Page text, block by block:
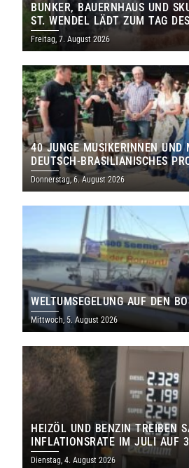
BUNKER, BAUERNHAUS UND
ST. WENDEL LÄDT ZUM TAG
DENKMALS EIN
Freitag, 7. August 2026
40 JUNGE MUSIKERINNEN UND
DEUTSCH-BRASILIANISCHES
THOLEY
Donnerstag, 6. August 2026
WELTUMSEGELUNG AUF DEN
Mittwoch, 5. August 2026
HEIZÖL UND BENZIN TREIBEN
INFLATIONSRATE IM JULI AUF
Dienstag, 4. August 2026